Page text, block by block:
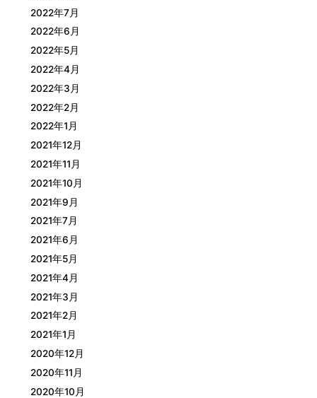
2022年7月
2022年6月
2022年5月
2022年4月
2022年3月
2022年2月
2022年1月
2021年12月
2021年11月
2021年10月
2021年9月
2021年7月
2021年6月
2021年5月
2021年4月
2021年3月
2021年2月
2021年1月
2020年12月
2020年11月
2020年10月